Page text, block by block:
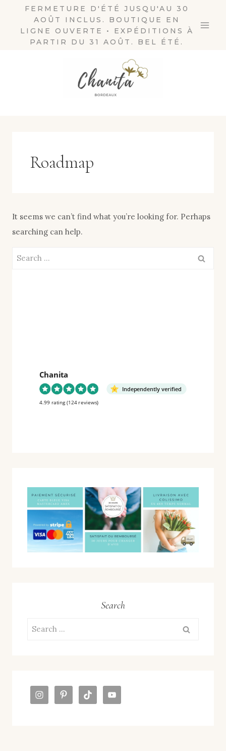
FERMETURE D'ÉTÉ JUSQU'AU 30
AOÛT INCLUS. BOUTIQUE EN
LIGNE OUVERTE • EXPÉDITIONS À
PARTIR DU 31 AOÛT. BEL ÉTÉ.
Roadmap
It seems we can’t find what you’re looking for. Perhaps
searching can help.
Search
Chanita
Independently verified
4.99 rating(124 reviews)
Search
Search